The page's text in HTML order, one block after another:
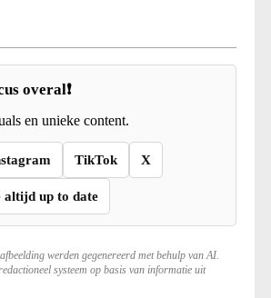
overal❗
en unieke content.
TikTok X
up to date
werden gegenereerd met behulp van AI.
systeem op basis van informatie uit